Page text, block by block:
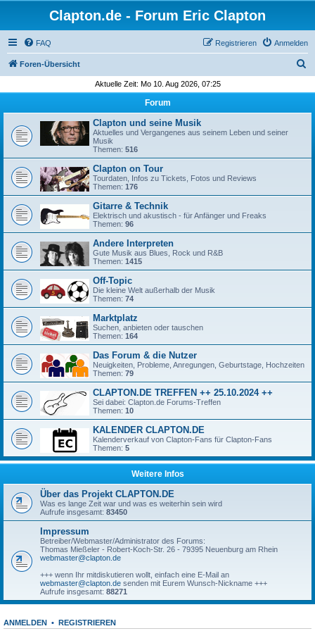
Clapton.de - Forum Eric Clapton
FAQ Anmelden
Registrieren
Foren-Übersicht
h
Aktuelle Zeit: Mo 10. Aug 2026, 07:25
Forum
Clapton und seine Musik
Aktuelles und Vergangenes aus seinem Leben und seiner
Musik
Themen: 516
Clapton on Tour
Tourdaten, Infos zu Tickets, Fotos und Reviews
Themen: 176
Gitarre & Technik
Elektrisch und akustisch - für Anfänger und Freaks
Themen: 96
Andere Interpreten
Gute Musik aus Blues, Rock und R&B
Themen: 1415
Off-Topic
Die kleine Welt außerhalb der Musik
Themen: 74
Marktplatz
Suchen, anbieten oder tauschen
Themen: 164
Das Forum & die Nutzer
Neuigkeiten, Probleme, Anregungen, Geburtstage, Hochzeiten
Themen: 79
CLAPTON.DE TREFFEN ++ 25.10.2024 ++
Sei dabei: Clapton.de Forums-Treffen
Themen: 10
KALENDER CLAPTON.DE
Kalenderverkauf von Clapton-Fans für Clapton-Fans
Themen: 5
Weitere Infos
Über das Projekt CLAPTON.DE
Was es lange Zeit war und was es weiterhin sein wird
Aufrufe insgesamt: 83450
Impressum
Betreiber/Webmaster/Administrator des Forums:
Thomas Mießeler - Robert-Koch-Str. 26 - 79395 Neuenburg am Rhein
webmaster@clapton.de
+++ wenn Ihr mitdiskutieren wollt, einfach eine E-Mail an
webmaster@clapton.de senden mit Eurem Wunsch-Nickname +++
Aufrufe insgesamt: 88271
ANMELDEN • REGISTRIEREN